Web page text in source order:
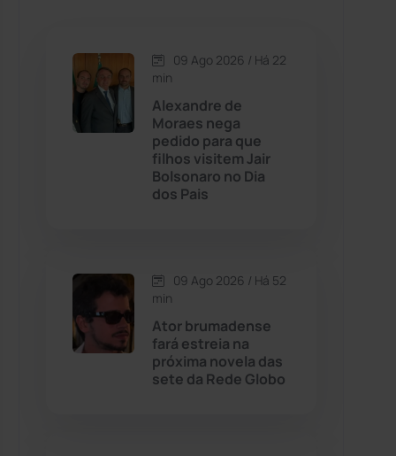
Caetité (1504)
Candiba
Cândido Sales
Caturama
Chapada Diamantina
09 Ago 2026 / Há 22
min
Alexandre de
Moraes nega
pedido para que
filhos visitem Jair
Bolsonaro no Dia
dos Pais
09 Ago 2026 / Há 52
min
Ator brumadense
fará estreia na
próxima novela das
sete da Rede Globo